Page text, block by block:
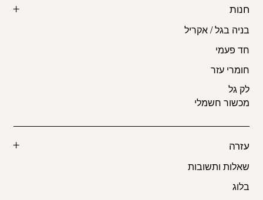
חנות
בניה בגל / אקריל
חד פעמי
חומרי עזר
לק גל
מכשור חשמלי
עזרה
שאלות ותשובות
בלוג